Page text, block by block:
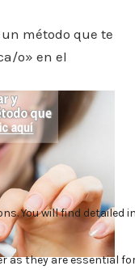
método que te
o» en el